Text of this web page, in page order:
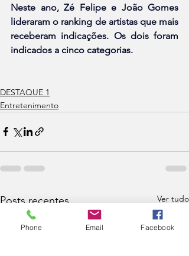
Neste ano, Zé Felipe e João Gomes
lideraram o ranking de artistas que mais
receberam indicações. Os dois foram
indicados a cinco categorias.
DESTAQUE 1
Entretenimento
Posts recentes Ver tudo
Phone Email Facebook